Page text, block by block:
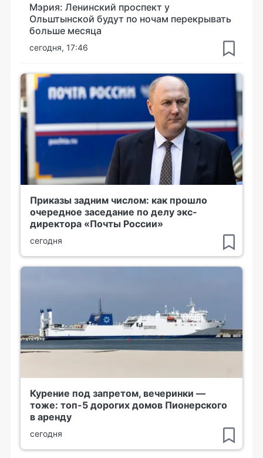
Мэрия: Ленинский проспект у
Ольштынской будут по ночам перекрывать
больше месяца
сегодня, 17:46
Приказы задним числом: как прошло
очередное заседание по делу экс-
директора «Почты России»
сегодня
Курение под запретом, вечеринки —
тоже: топ-5 дорогих домов Пионерского
в аренду
сегодня